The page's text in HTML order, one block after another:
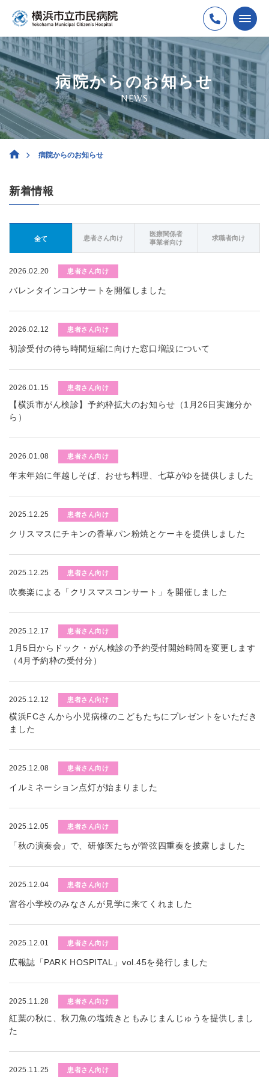
病院からのお知らせ
NEWS
病院からのお知らせ
新着情報
全て 患者さん向け
医療関係者
事業者向け
求職者向け
2026.02.20 患者さん向け
バレンタインコンサートを開催しました
2026.02.12 患者さん向け
初診受付の待ち時間短縮に向けた窓口増設について
2026.01.15 患者さん向け
【横浜市がん検診】予約枠拡大のお知らせ（1月26日実施分か
ら）
2026.01.08 患者さん向け
年末年始に年越しそば、おせち料理、七草がゆを提供しました
2025.12.25 患者さん向け
クリスマスにチキンの香草パン粉焼とケーキを提供しました
2025.12.25 患者さん向け
吹奏楽による「クリスマスコンサート」を開催しました
2025.12.17 患者さん向け
1月5日からドック・がん検診の予約受付開始時間を変更します
（4月予約枠の受付分）
2025.12.12 患者さん向け
横浜FCさんから小児病棟のこどもたちにプレゼントをいただき
ました
2025.12.08 患者さん向け
イルミネーション点灯が始まりました
2025.12.05 患者さん向け
「秋の演奏会」で、研修医たちが管弦四重奏を披露しました
2025.12.04 患者さん向け
宮谷小学校のみなさんが見学に来てくれました
2025.12.01 患者さん向け
広報誌「PARK HOSPITAL」vol.45を発行しました
2025.11.28 患者さん向け
紅葉の秋に、秋刀魚の塩焼きともみじまんじゅうを提供しまし
た
2025.11.25 患者さん向け